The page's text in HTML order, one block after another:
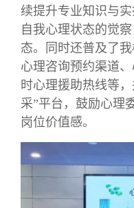
续提升专业知识与
自我心理状态的觉
态。同时还普及了
心理咨询预约渠道
时心理援助热线等
采”平台，鼓励心理
岗位价值感。